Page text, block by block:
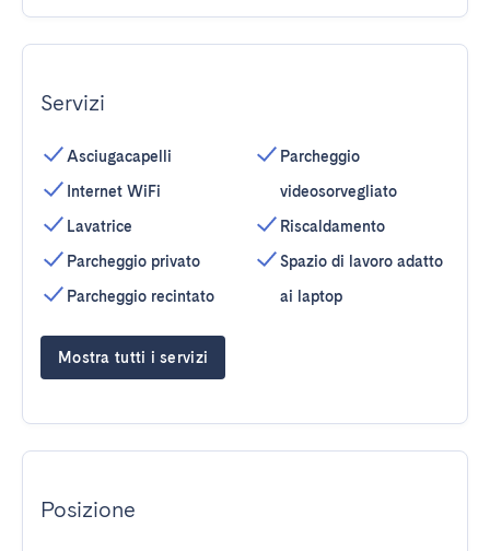
Servizi
Asciugacapelli
Internet WiFi
Lavatrice
Parcheggio privato
Parcheggio recintato
Parcheggio
videosorvegliato
Riscaldamento
Spazio di lavoro adatto
ai laptop
Mostra tutti i servizi
Posizione